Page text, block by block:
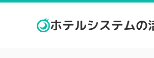
ホテルシステムの